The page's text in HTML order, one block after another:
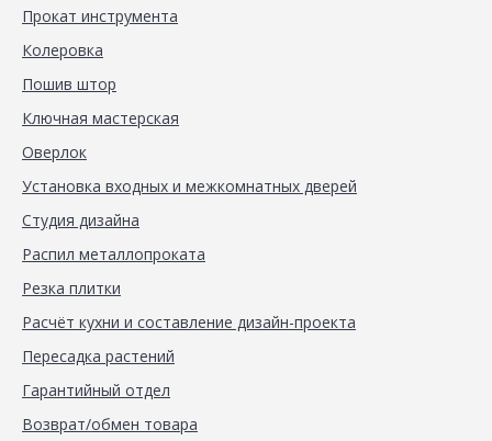
Прокат инструмента
Колеровка
Пошив штор
Ключная мастерская
Оверлок
Установка входных и межкомнатных дверей
Студия дизайна
Распил металлопроката
Резка плитки
Расчёт кухни и составление дизайн-проекта
Пересадка растений
Гарантийный отдел
Возврат/обмен товара